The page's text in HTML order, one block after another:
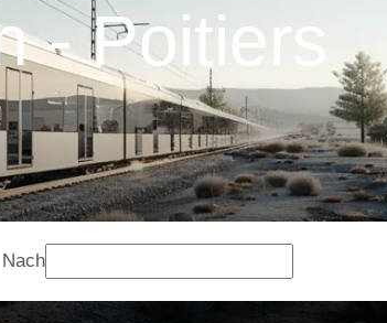
- Poitiers
Nach